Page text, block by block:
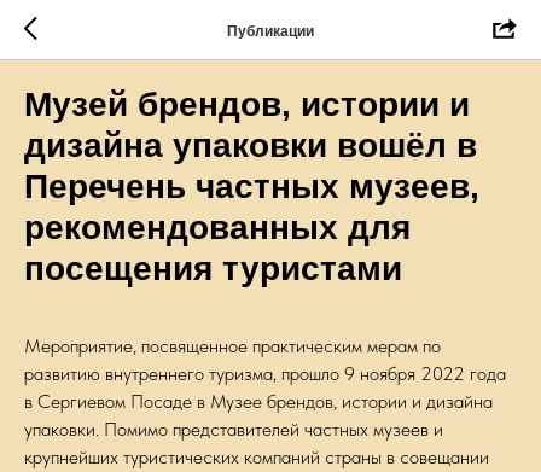
Публикации
Музей брендов, истории и
дизайна упаковки вошёл в
Перечень частных музеев,
рекомендованных для
посещения туристами
Мероприятие, посвященное практическим мерам по
развитию внутреннего туризма, прошло 9 ноября 2022 года
в Сергиевом Посаде в Музее брендов, истории и дизайна
упаковки. Помимо представителей частных музеев и
крупнейших туристических компаний страны в совещании